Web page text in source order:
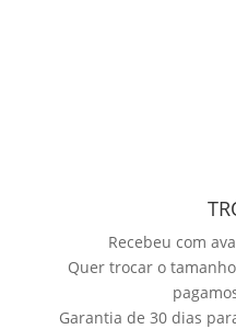
Recebeu com
Quer trocar o
Garantia de 30 dias